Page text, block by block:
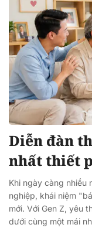
Diễn đàn
nhất thiết
Khi ngày càng nhiều
nghiệp, khái niệm
mới. Với Gen Z, yêu
dưới cùng một mái